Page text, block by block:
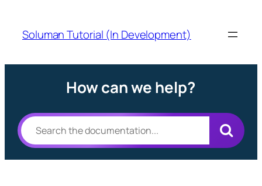
Soluman Tutorial (In Development)
How can we help?